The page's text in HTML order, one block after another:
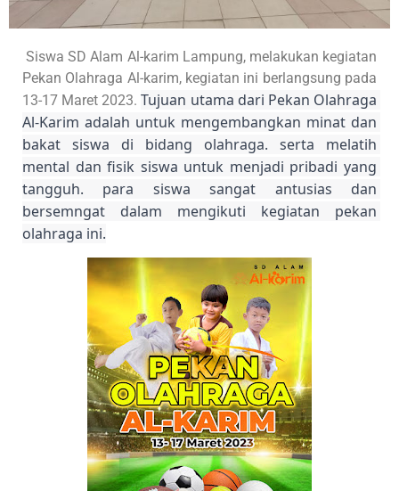
Siswa SD Alam Al-karim Lampung, melakukan kegiatan
Pekan Olahraga Al-karim, kegiatan ini berlangsung pada
13-17 Maret 2023.Tujuan utama dari Pekan Olahraga
Al-Karim adalah untuk mengembangkan minat dan
bakat siswa di bidang olahraga. serta melatih
mental dan fisik siswa untuk menjadi pribadi yang
tangguh. para siswa sangat antusias dan
bersemngat dalam mengikuti kegiatan pekan
olahraga ini.